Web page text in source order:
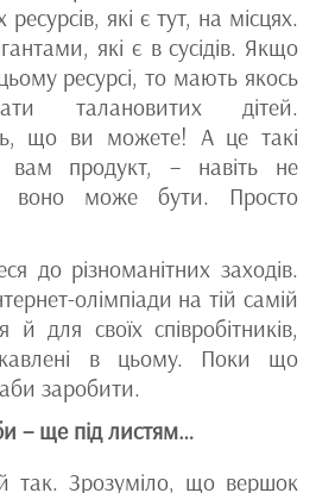
які є тут, на місцях.
які є в сусідів. Якщо
ресурсі, то мають якось
талановитих дітей.
що ви можете! А це такі
вам продукт, – навіть не
воно може бути. Просто
до різноманітних заходів.
олімпіади на тій самій
для своїх співробітників,
в цьому. Поки що
заробити.
– ще під листям…
Зрозуміло, що вершок